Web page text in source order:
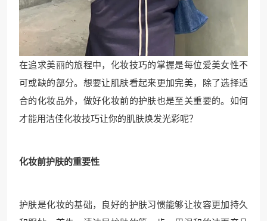
在追求美丽的旅程中，化妆技巧的掌握是每位爱美女性不
可或缺的部分。想要让肌肤看起来更加完美，除了选择适
合的化妆品外，做好化妆前的护肤也是至关重要的。如何
才能用洁佳化妆技巧让你的肌肤焕发光彩呢？
化妆前护肤的重要性
护肤是化妆的基础，良好的护肤习惯能够让妆容更加持久